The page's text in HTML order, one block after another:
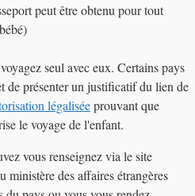
peut être obtenu pour tout
seul avec eux. Certains pays
de présenter un justificatif du lien de
légaliséeprouvant que
le voyage de l'enfant.
vous renseignez via le site
ministère des affaires étrangères